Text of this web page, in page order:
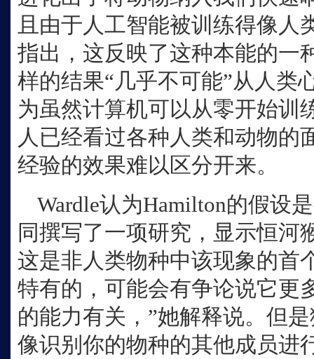
且由于人工智能被训练得像人
指出，这反映了这种本能的一
样的结果“几乎不可能”从人类
为虽然计算机可以从零开始训
人已经看过各种人类和动物的
经验的效果难以区分开来。
Wardle认为Hamilton的假设
同撰写了一项研究，显示恒
这是非人类物种中该现象的首
特有的，可能会有争论说它更
的能力有关，”她解释说。但
像识别你的物种的其他成员进